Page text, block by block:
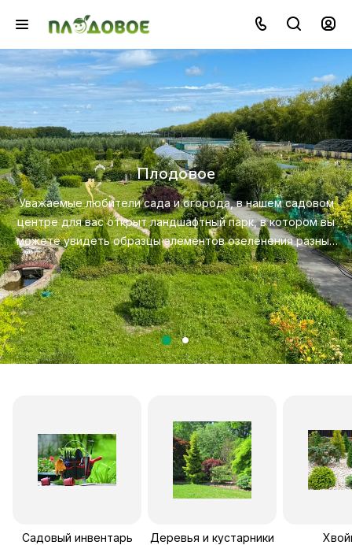
Озеленение
Создайте красивую и экологичную среду с помощью
профессионального ландшафтного дизайна, посадки и
ухода за растениями.
Посмотреть услугу
Садовый инвентарь Деревья и кустарники